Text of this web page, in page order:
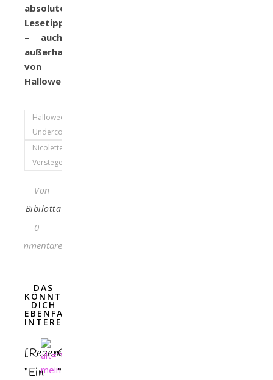
absoluter
Lesetipp
– auch
außerhalb
von
Halloween!!!!
Halloweenlove
Undercover
Nicolette
Verstege
Von
Bibilotta
0
Kommentare
DAS
KÖNNTE
DICH
EBENFALLS
INTERESSIEREN
[Rezension]
“Ein
Gelesen:
“Nora